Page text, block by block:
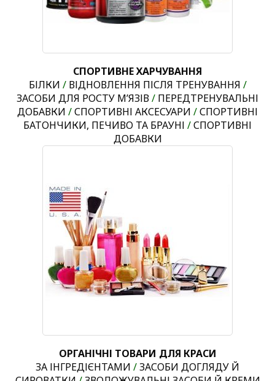
СПОРТИВНЕ ХАРЧУВАННЯ
БІЛКИ / ВІДНОВЛЕННЯ ПІСЛЯ ТРЕНУВАННЯ /
ЗАСОБИ ДЛЯ РОСТУ М’ЯЗІВ/ ПЕРЕДТРЕНУВАЛЬНІ
ДОБАВКИ /СПОРТИВНІ АКСЕСУАРИ /СПОРТИВНІ
БАТОНЧИКИ, ПЕЧИВО ТА БРАУНІ /СПОРТИВНІ
ДОБАВКИ
ОРГАНІЧНІ ТОВАРИ ДЛЯ КРАСИ
ЗА ІНГРЕДІЄНТАМИ /ЗАСОБИ ДОГЛЯДУ Й